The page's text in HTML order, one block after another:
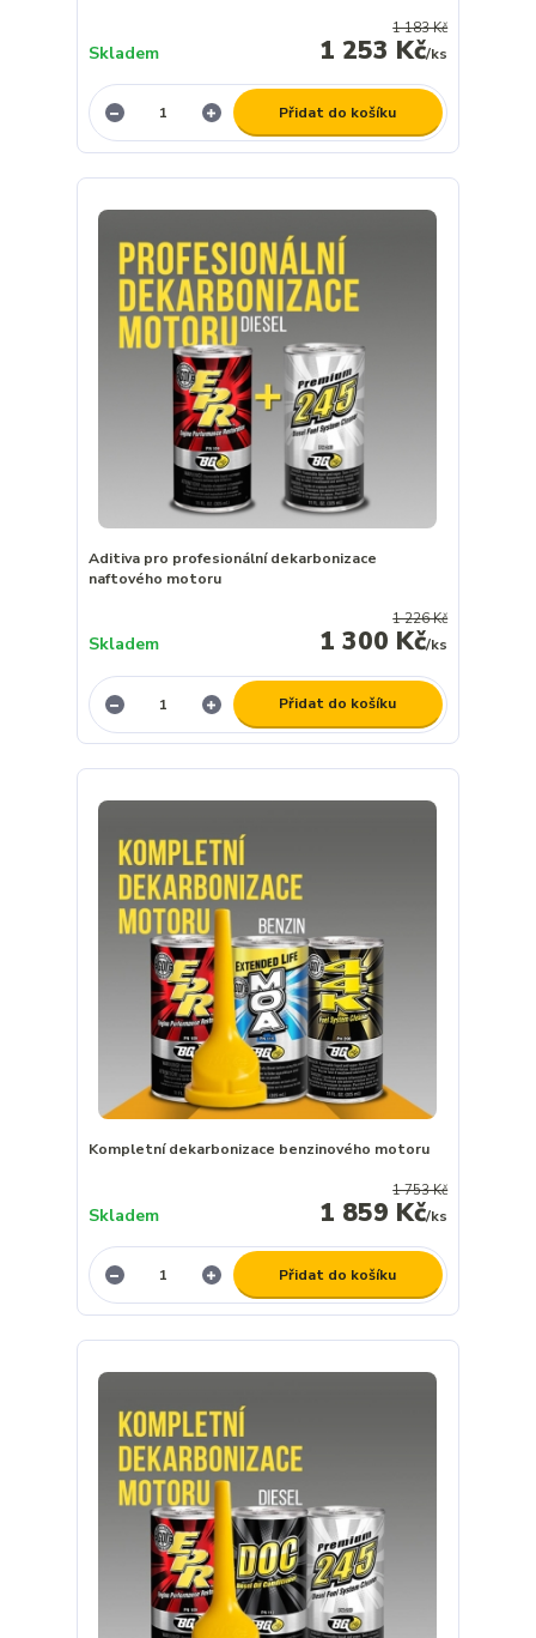
1 183 Kč
1 253 Kč/ks
Skladem
Přidat do košíku
Aditiva pro profesionální dekarbonizace
naftového motoru
1 226 Kč
1 300 Kč/ks
Skladem
Přidat do košíku
Kompletní dekarbonizace benzinového motoru
1 753 Kč
1 859 Kč/ks
Skladem
Přidat do košíku